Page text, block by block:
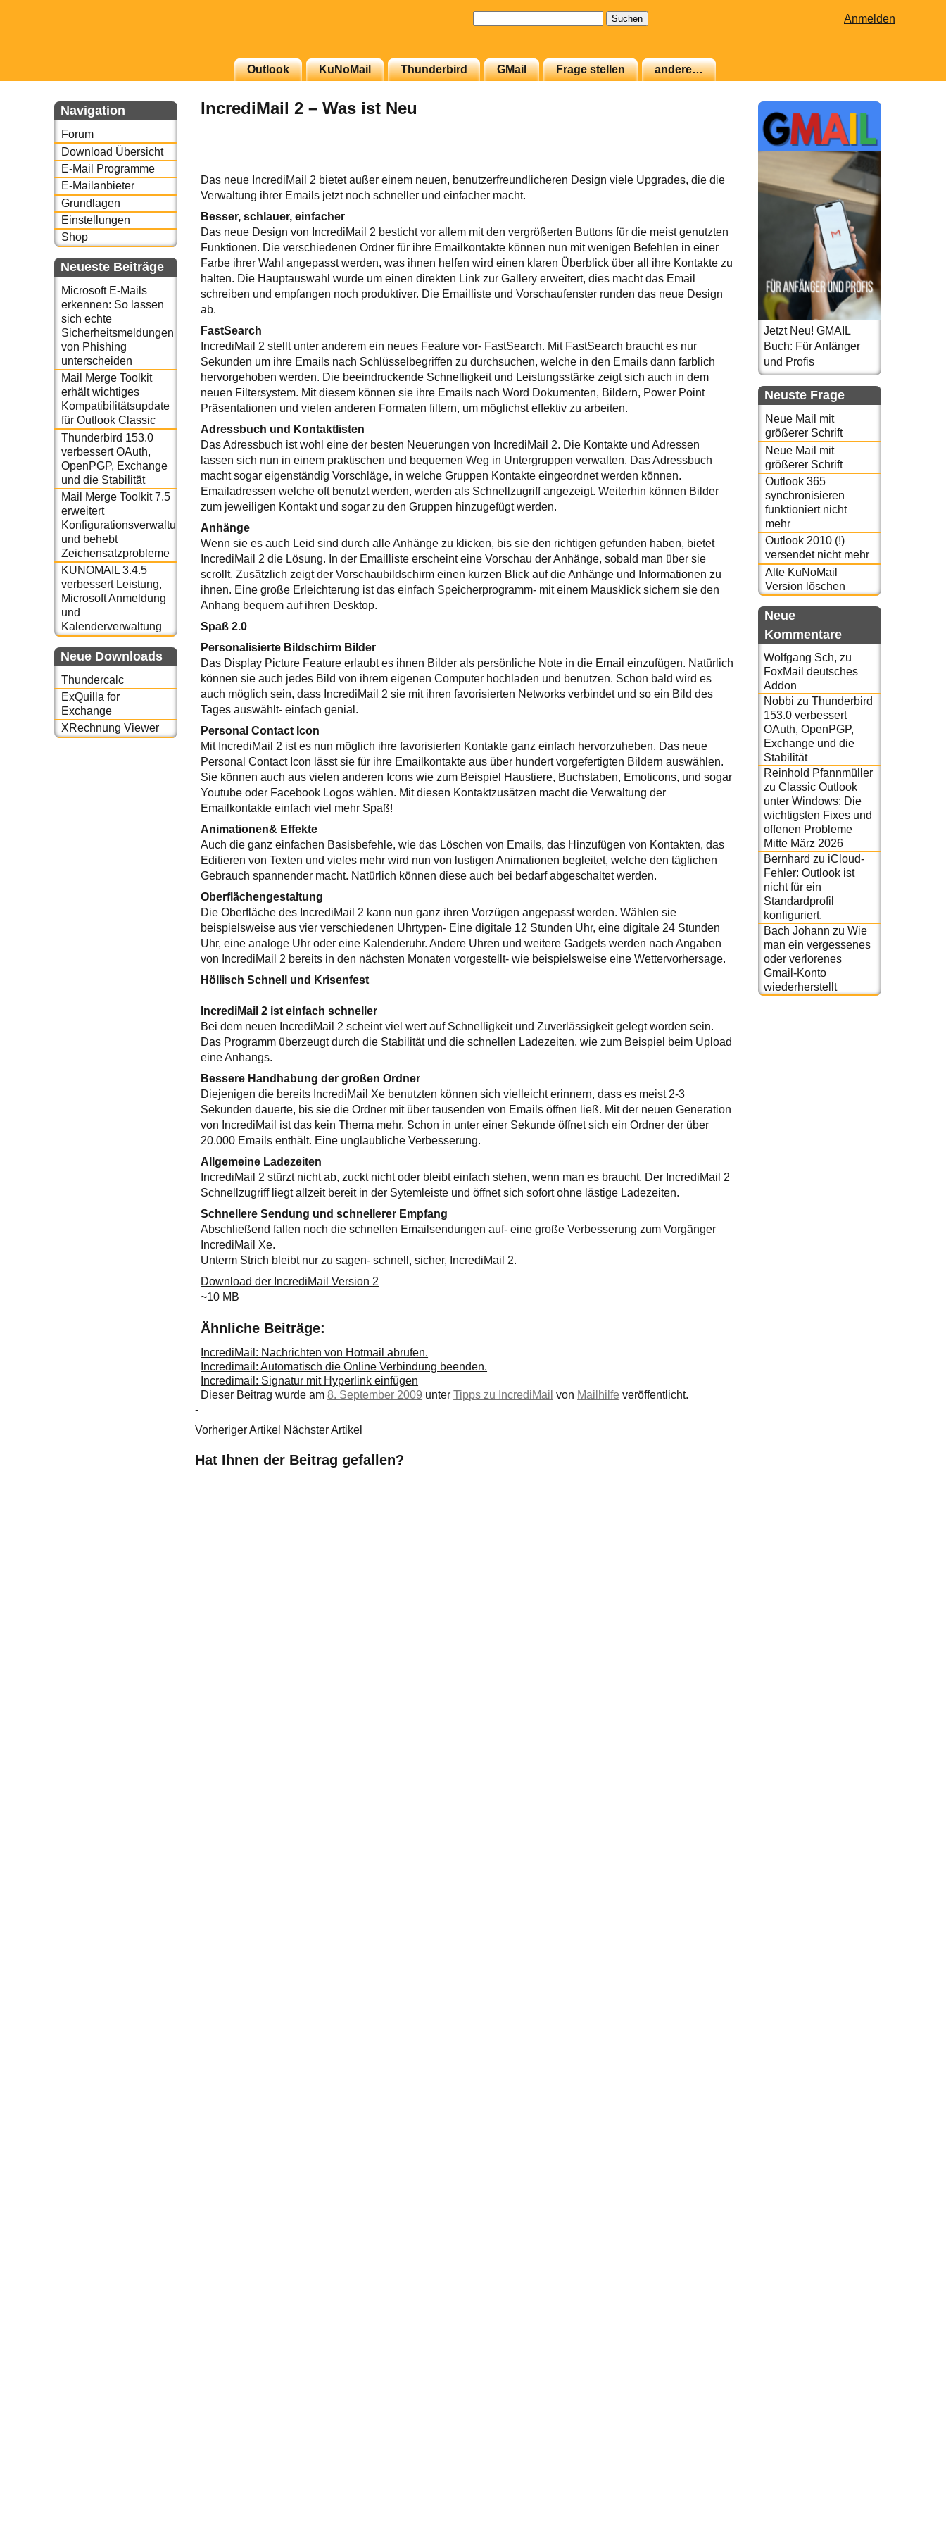
Anmelden
Outlook KuNoMail Thunderbird GMail Frage stellen andere…
Navigation
Forum
Download Übersicht
E-Mail Programme
E-Mailanbieter
Grundlagen
Einstellungen
Shop
Neueste Beiträge
Microsoft E-Mails
erkennen: So lassen
sich echte
Sicherheitsmeldungen
von Phishing
unterscheiden
Mail Merge Toolkit
erhält wichtiges
Kompatibilitätsupdate
für Outlook Classic
Thunderbird 153.0
verbessert OAuth,
OpenPGP, Exchange
und die Stabilität
Mail Merge Toolkit 7.5
erweitert
Konfigurationsverwaltung
und behebt
Zeichensatzprobleme
KUNOMAIL 3.4.5
verbessert Leistung,
Microsoft Anmeldung
und
Kalenderverwaltung
Neue Downloads
Thundercalc
ExQuilla for
Exchange
XRechnung Viewer
IncrediMail 2 – Was ist Neu
Das neue IncrediMail 2 bietet außer einem neuen, benutzerfreundlicheren Design viele Upgrades, die die
Verwaltung ihrer Emails jetzt noch schneller und einfacher macht.
Besser, schlauer, einfacher
Das neue Design von IncrediMail 2 besticht vor allem mit den vergrößerten Buttons für die meist genutzten
Funktionen. Die verschiedenen Ordner für ihre Emailkontakte können nun mit wenigen Befehlen in einer
Farbe ihrer Wahl angepasst werden, was ihnen helfen wird einen klaren Überblick über all ihre Kontakte zu
halten. Die Hauptauswahl wurde um einen direkten Link zur Gallery erweitert, dies macht das Email
schreiben und empfangen noch produktiver. Die Emailliste und Vorschaufenster runden das neue Design
ab.
FastSearch
IncrediMail 2 stellt unter anderem ein neues Feature vor- FastSearch. Mit FastSearch braucht es nur
Sekunden um ihre Emails nach Schlüsselbegriffen zu durchsuchen, welche in den Emails dann farblich
hervorgehoben werden. Die beeindruckende Schnelligkeit und Leistungsstärke zeigt sich auch in dem
neuen Filtersystem. Mit diesem können sie ihre Emails nach Word Dokumenten, Bildern, Power Point
Präsentationen und vielen anderen Formaten filtern, um möglichst effektiv zu arbeiten.
Adressbuch und Kontaktlisten
Das Adressbuch ist wohl eine der besten Neuerungen von IncrediMail 2. Die Kontakte und Adressen
lassen sich nun in einem praktischen und bequemen Weg in Untergruppen verwalten. Das Adressbuch
macht sogar eigenständig Vorschläge, in welche Gruppen Kontakte eingeordnet werden können.
Emailadressen welche oft benutzt werden, werden als Schnellzugriff angezeigt. Weiterhin können Bilder
zum jeweiligen Kontakt und sogar zu den Gruppen hinzugefügt werden.
Anhänge
Wenn sie es auch Leid sind durch alle Anhänge zu klicken, bis sie den richtigen gefunden haben, bietet
IncrediMail 2 die Lösung. In der Emailliste erscheint eine Vorschau der Anhänge, sobald man über sie
scrollt. Zusätzlich zeigt der Vorschaubildschirm einen kurzen Blick auf die Anhänge und Informationen zu
ihnen. Eine große Erleichterung ist das einfach Speicherprogramm- mit einem Mausklick sichern sie den
Anhang bequem auf ihren Desktop.
Spaß 2.0
Personalisierte Bildschirm Bilder
Das Display Picture Feature erlaubt es ihnen Bilder als persönliche Note in die Email einzufügen. Natürlich
können sie auch jedes Bild von ihrem eigenen Computer hochladen und benutzen. Schon bald wird es
auch möglich sein, dass IncrediMail 2 sie mit ihren favorisierten Networks verbindet und so ein Bild des
Tages auswählt- einfach genial.
Personal Contact Icon
Mit IncrediMail 2 ist es nun möglich ihre favorisierten Kontakte ganz einfach hervorzuheben. Das neue
Personal Contact Icon lässt sie für ihre Emailkontakte aus über hundert vorgefertigten Bildern auswählen.
Sie können auch aus vielen anderen Icons wie zum Beispiel Haustiere, Buchstaben, Emoticons, und sogar
Youtube oder Facebook Logos wählen. Mit diesen Kontaktzusätzen macht die Verwaltung der
Emailkontakte einfach viel mehr Spaß!
Animationen& Effekte
Auch die ganz einfachen Basisbefehle, wie das Löschen von Emails, das Hinzufügen von Kontakten, das
Editieren von Texten und vieles mehr wird nun von lustigen Animationen begleitet, welche den täglichen
Gebrauch spannender macht. Natürlich können diese auch bei bedarf abgeschaltet werden.
Oberflächengestaltung
Die Oberfläche des IncrediMail 2 kann nun ganz ihren Vorzügen angepasst werden. Wählen sie
beispielsweise aus vier verschiedenen Uhrtypen- Eine digitale 12 Stunden Uhr, eine digitale 24 Stunden
Uhr, eine analoge Uhr oder eine Kalenderuhr. Andere Uhren und weitere Gadgets werden nach Angaben
von IncrediMail 2 bereits in den nächsten Monaten vorgestellt- wie beispielsweise eine Wettervorhersage.
Höllisch Schnell und Krisenfest
IncrediMail 2 ist einfach schneller
Bei dem neuen IncrediMail 2 scheint viel wert auf Schnelligkeit und Zuverlässigkeit gelegt worden sein.
Das Programm überzeugt durch die Stabilität und die schnellen Ladezeiten, wie zum Beispiel beim Upload
eine Anhangs.
Bessere Handhabung der großen Ordner
Diejenigen die bereits IncrediMail Xe benutzten können sich vielleicht erinnern, dass es meist 2-3
Sekunden dauerte, bis sie die Ordner mit über tausenden von Emails öffnen ließ. Mit der neuen Generation
von IncrediMail ist das kein Thema mehr. Schon in unter einer Sekunde öffnet sich ein Ordner der über
20.000 Emails enthält. Eine unglaubliche Verbesserung.
Allgemeine Ladezeiten
IncrediMail 2 stürzt nicht ab, zuckt nicht oder bleibt einfach stehen, wenn man es braucht. Der IncrediMail 2
Schnellzugriff liegt allzeit bereit in der Sytemleiste und öffnet sich sofort ohne lästige Ladezeiten.
Schnellere Sendung und schnellerer Empfang
Abschließend fallen noch die schnellen Emailsendungen auf- eine große Verbesserung zum Vorgänger
IncrediMail Xe.
Unterm Strich bleibt nur zu sagen- schnell, sicher, IncrediMail 2.
Download der IncrediMail Version 2
~10 MB
Ähnliche Beiträge:
IncrediMail: Nachrichten von Hotmail abrufen.
Incredimail: Automatisch die Online Verbindung beenden.
Incredimail: Signatur mit Hyperlink einfügen
Dieser Beitrag wurde am8. September 2009 unterTipps zu IncrediMail von Mailhilfe veröffentlicht.
-
Vorheriger Artikel Nächster Artikel
Hat Ihnen der Beitrag gefallen?
Jetzt Neu! GMAIL
Buch: Für Anfänger
und Profis
Neuste Frage
Neue Mail mit
größerer Schrift
Neue Mail mit
größerer Schrift
Outlook 365
synchronisieren
funktioniert nicht
mehr
Outlook 2010 (!)
versendet nicht mehr
Alte KuNoMail
Version löschen
Neue
Kommentare
Wolfgang Sch, zu
FoxMail deutsches
Addon
Nobbi zu Thunderbird
153.0 verbessert
OAuth, OpenPGP,
Exchange und die
Stabilität
Reinhold Pfannmüller
zu Classic Outlook
unter Windows: Die
wichtigsten Fixes und
offenen Probleme
Mitte März 2026
Bernhard zu iCloud-
Fehler: Outlook ist
nicht für ein
Standardprofil
konfiguriert.
Bach Johann zu Wie
man ein vergessenes
oder verlorenes
Gmail-Konto
wiederherstellt
oder auch